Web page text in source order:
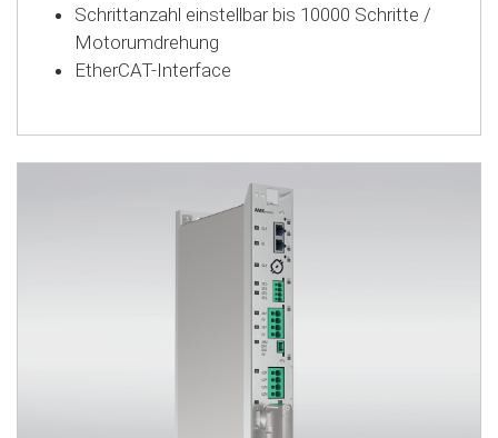
Schrittanzahl einstellbar bis 10000 Schritte /
Motorumdrehung
EtherCAT-Interface